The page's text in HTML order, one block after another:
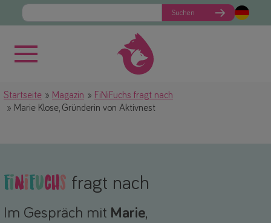
Suchen
Startseite Magazin
FiNiFuchs fragt nach
Marie Klose, Gründerin von Aktivnest
FiNiFuchs fragt nach
Im Gespräch mit Marie,